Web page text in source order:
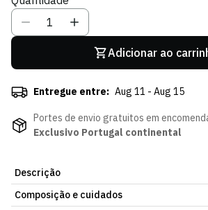
IndisponívelIndisponível
Adicionar ao
Entregue entre: Aug 11 - Aug 15
Portes de envio gratuitos em
Exclusivo Portugal continental
Descrição
Para os leõezinhos que vestem o Sporting
Composição e cuidados